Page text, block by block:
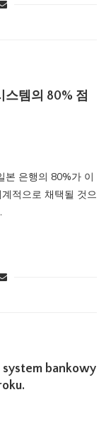
스템의 80% 점
본 은행의 80%가 이
적으로 채택될 것으
system bankowy